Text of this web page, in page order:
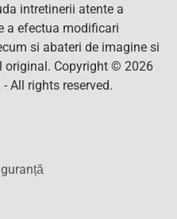
intretinerii atente a
a efectua modificari
si abateri de imagine si
original. Copyright © 2026
All rights reserved.